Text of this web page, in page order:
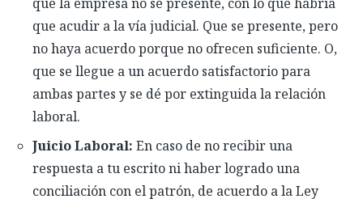
que acudir a la vía judicial. Que se presente, pero
no haya acuerdo porque no ofrecen suficiente. O,
que se llegue a un acuerdo satisfactorio para
ambas partes y se dé por extinguida la relación
laboral.
Juicio Laboral: En caso de no recibir una
respuesta a tu escrito ni haber logrado una
conciliación con el patrón, de acuerdo a la Ley